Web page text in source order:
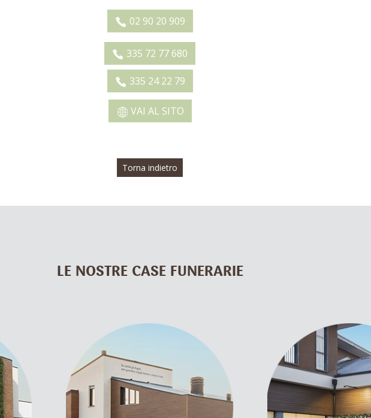
02 90 20 909
335 72 77 680
335 24 22 79
VAI AL SITO
Torna indietro
LE NOSTRE CASE FUNERARIE